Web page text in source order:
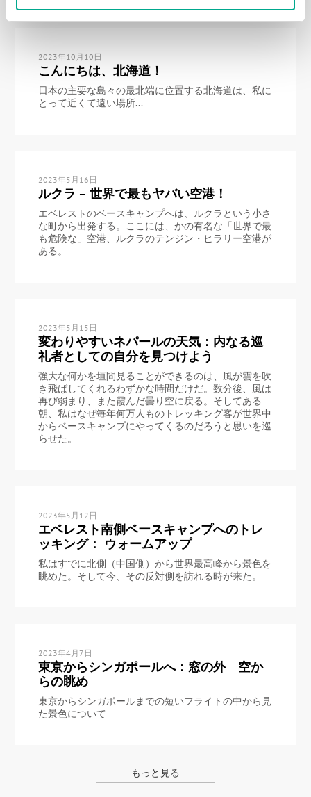
2023年10月10日
こんにちは、北海道！
日本の主要な島々の最北端に位置する北海道は、私に
とって近くて遠い場所...
2023年5月16日
ルクラ – 世界で最もヤバい空港！
エベレストのベースキャンプへは、ルクラという小さ
な町から出発する。ここには、かの有名な「世界で最
も危険な」空港、ルクラのテンジン・ヒラリー空港が
ある。
2023年5月15日
変わりやすいネパールの天気：内なる巡
礼者としての自分を見つけよう
強大な何かを垣間見ることができるのは、風が雲を吹
き飛ばしてくれるわずかな時間だけだ。数分後、風は
再び弱まり、また霞んだ曇り空に戻る。そしてある
朝、私はなぜ毎年何万人ものトレッキング客が世界中
からベースキャンプにやってくるのだろうと思いを巡
らせた。
2023年5月12日
エベレスト南側ベースキャンプへのトレ
ッキング： ウォームアップ
私はすでに北側（中国側）から世界最高峰から景色を
眺めた。そして今、その反対側を訪れる時が来た。
2023年4月7日
東京からシンガポールへ：窓の外 空か
らの眺め
東京からシンガポールまでの短いフライトの中から見
た景色について
もっと見る